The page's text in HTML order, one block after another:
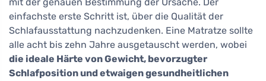
mit der genauen Bestimmung der Ursache. Der
einfachste erste Schritt ist, über die Qualität der
Schlafausstattung nachzudenken. Eine Matratze sollte
alle acht bis zehn Jahre ausgetauscht werden, wobei
die ideale Härte von Gewicht, bevorzugter
Schlafposition und etwaigen gesundheitlichen